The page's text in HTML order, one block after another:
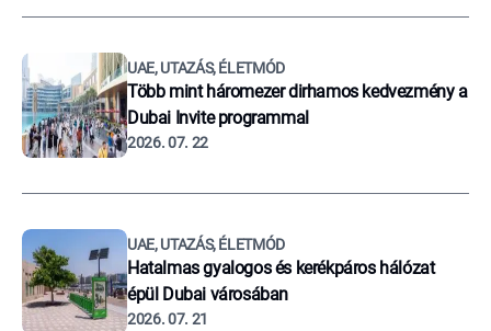
UAE, UTAZÁS, ÉLETMÓD
Több mint háromezer dirhamos kedvezmény a
Dubai Invite programmal
2026. 07. 22
UAE, UTAZÁS, ÉLETMÓD
Hatalmas gyalogos és kerékpáros hálózat
épül Dubai városában
2026. 07. 21